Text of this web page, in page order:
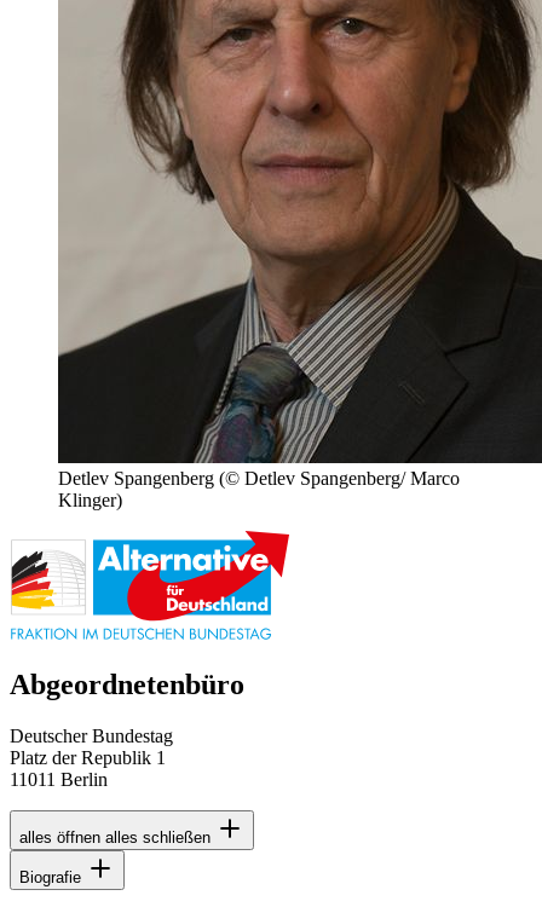
Detlev Spangenberg (© Detlev Spangenberg/ Marco
Klinger)
Abgeordnetenbüro
Deutscher Bundestag
Platz der Republik 1
11011 Berlin
alles öffnen alles schließen
Biografie